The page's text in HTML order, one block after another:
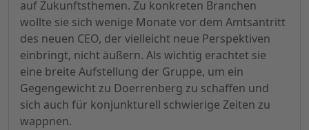
auf Zukunftsthemen. Zu konkreten Branchen
wollte sie sich wenige Monate vor dem Amtsantritt
des neuen CEO, der vielleicht neue Perspektiven
einbringt, nicht äußern. Als wichtig erachtet sie
eine breite Aufstellung der Gruppe, um ein
Gegengewicht zu Doerrenberg zu schaffen und
sich auch für konjunkturell schwierige Zeiten zu
wappnen.